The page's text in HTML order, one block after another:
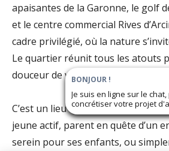
apaisantes de la Garonne, le golf
et le centre commercial Rives
cadre privilégié, où la nature
Le quartier réunit tous les atouts
douceur de vivre et vie active.
C’est un lieu idéal pour poser ses
jeune actif, parent en quête d’un
serein pour ses enfants, ou
BONJOUR !
Je suis en ligne sur le
concrétiser votre projet